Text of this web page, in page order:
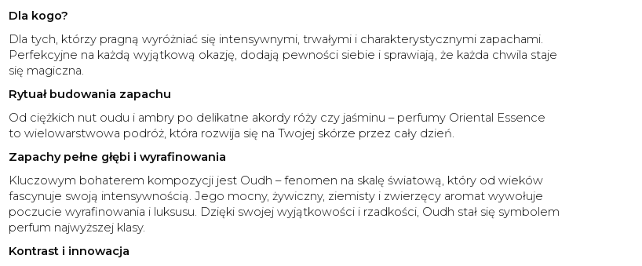
Dla kogo?
Dla tych, którzy pragną wyróżniać się intensywnymi, trwałymi i charakterystycznymi zapachami.
Perfekcyjne na każdą wyjątkową okazję, dodają pewności siebie i sprawiają, że każda chwila staje
się magiczna.
Rytuał budowania zapachu
Od ciężkich nut oudu i ambry po delikatne akordy róży czy jaśminu – perfumy Oriental Essence
to wielowarstwowa podróż, która rozwija się na Twojej skórze przez cały dzień.
Zapachy pełne głębi i wyrafinowania
Kluczowym bohaterem kompozycji jest Oudh – fenomen na skalę światową, który od wieków
fascynuje swoją intensywnością. Jego mocny, żywiczny, ziemisty i zwierzęcy aromat wywołuje
poczucie wyrafinowania i luksusu. Dzięki swojej wyjątkowości i rzadkości, Oudh stał się symbolem
perfum najwyższej klasy.
Kontrast i innowacja